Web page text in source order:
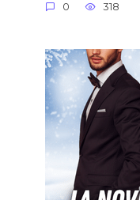
0 318